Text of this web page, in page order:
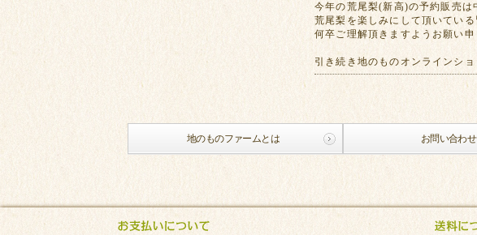
今年の荒尾梨(新高)の予約販売は
荒尾梨を楽しみにして頂いてい
何卒ご理解頂きますようお願い申
引き続き地のものオンラインシ
地のものファームとは お問い合わせ